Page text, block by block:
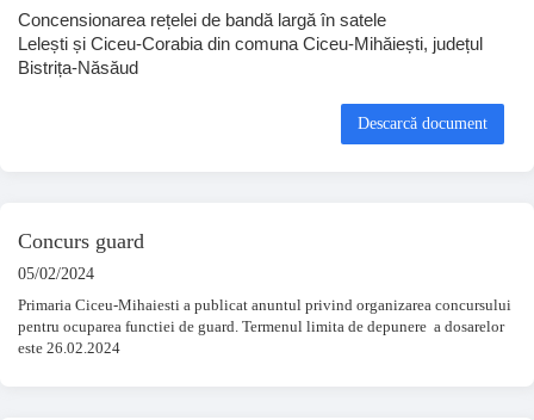
Concensionarea rețelei de bandă largă în satele
Lelești și Ciceu-Corabia din comuna Ciceu-Mihăiești, județul
Bistrița-Năsăud
Descarcă document
Concurs guard
05/02/2024
Primaria Ciceu-Mihaiesti a publicat anuntul privind organizarea concursului
pentru ocuparea functiei de guard. Termenul limita de depunere a dosarelor
este 26.02.2024